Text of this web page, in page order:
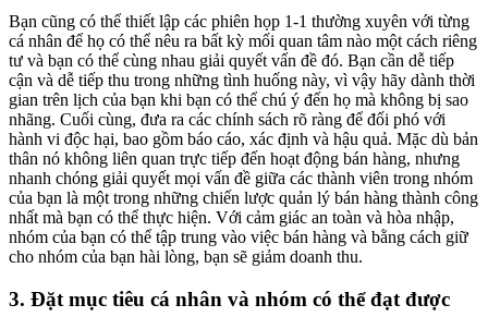
Bạn cũng có thể thiết lập các phiên họp 1-1 thường xuyên với từng
cá nhân để họ có thể nêu ra bất kỳ mối quan tâm nào một cách riêng
tư và bạn có thể cùng nhau giải quyết vấn đề đó. Bạn cần dễ tiếp
cận và dễ tiếp thu trong những tình huống này, vì vậy hãy dành thời
gian trên lịch của bạn khi bạn có thể chú ý đến họ mà không bị sao
nhãng. Cuối cùng, đưa ra các chính sách rõ ràng để đối phó với
hành vi độc hại, bao gồm báo cáo, xác định và hậu quả. Mặc dù bản
thân nó không liên quan trực tiếp đến hoạt động bán hàng, nhưng
nhanh chóng giải quyết mọi vấn đề giữa các thành viên trong nhóm
của bạn là một trong những chiến lược quản lý bán hàng thành công
nhất mà bạn có thể thực hiện. Với cảm giác an toàn và hòa nhập,
nhóm của bạn có thể tập trung vào việc bán hàng và bằng cách giữ
cho nhóm của bạn hài lòng, bạn sẽ giảm doanh thu.
3. Đặt mục tiêu cá nhân và nhóm có thể đạt được